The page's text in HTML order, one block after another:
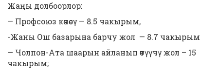
Жаңы долбоорлор:
— Профсоюз көчөсү — 8.5 чакырым,
-Жаны Ош базарына барчу жол — 8.7 чакырым
— Чолпон-Ата шаарын айланып өтүүчү жол – 15
чакырым;